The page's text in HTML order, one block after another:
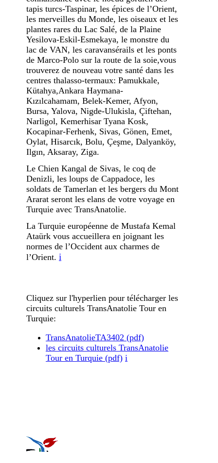
tapis turcs-Taspinar, les épices de l’Orient,
les merveilles du Monde, les oiseaux et les
plantes rares du Lac Salé, de la Plaine
Yesilova-Eskil-Esmekaya, le monstre du
lac de VAN, les caravansérails et les ponts
de Marco-Polo sur la route de la soie,vous
trouverez de nouveau votre santé dans les
centres thalasso-termaux: Pamukkale,
Kütahya,Ankara Haymana-
Kızılcahamam, Belek-Kemer, Afyon,
Bursa, Yalova, Nigde-Ulukisla, Çiftehan,
Narligol, Kemerhisar Tyana Kosk,
Kocapinar-Ferhenk, Sivas, Gönen, Emet,
Oylat, Hisarcık, Bolu, Çeşme, Dalyanköy,
Ilgın, Aksaray, Ziga.
Le Chien Kangal de Sivas, le coq de
Denizli, les loups de Cappadoce, les
soldats de Tamerlan et les bergers du Mont
Ararat seront les elans de votre voyage en
Turquie avec TransAnatolie.
La Turquie européenne de Mustafa Kemal
Ataürk vous accueillera en joignant les
normes de l’Occident aux charmes de
l’Orient. i
Cliquez sur l'hyperlien pour télécharger les
circuits culturels TransAnatolie Tour en
Turquie:
TransAnatolieTA3402 (pdf)
les circuits culturels TransAnatolie
Tour en Turquie (pdf) i